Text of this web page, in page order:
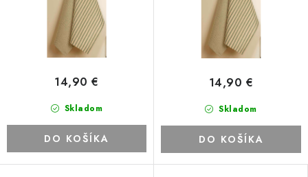
Skladom
14,90 €
DO KOŠÍKA
Skladom
14,90 €
DO KOŠÍKA